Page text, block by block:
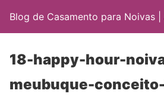
Blog de Casamento para Noivas
18-happy-hour-
meubuque-